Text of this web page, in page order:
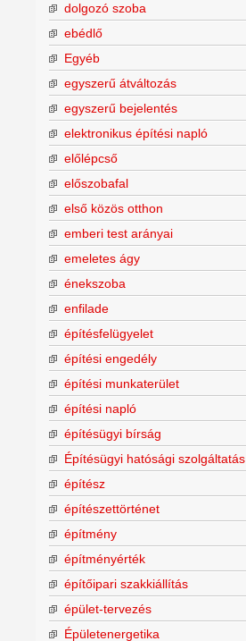
dolgozó szoba
ebédlő
Egyéb
egyszerű átváltozás
egyszerű bejelentés
elektronikus építési napló
előlépcső
előszobafal
első közös otthon
emberi test arányai
emeletes ágy
énekszoba
enfilade
építésfelügyelet
építési engedély
építési munkaterület
építési napló
építésügyi bírság
Építésügyi hatósági szolgáltatás
építész
építészettörténet
építmény
építményérték
építőipari szakkiállítás
épület-tervezés
Épületenergetika